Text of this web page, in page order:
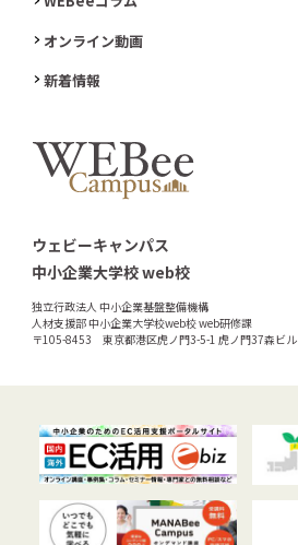
オンライン動画
新着情報
ウェビーキャンパス
中小企業大学校 web校
独立行政法人 中小企業基盤整備機構
人材支援部 中小企業大学校web校 web研修課
〒105-8453 東京都港区虎ノ門3-5-1 虎ノ門37森ビル